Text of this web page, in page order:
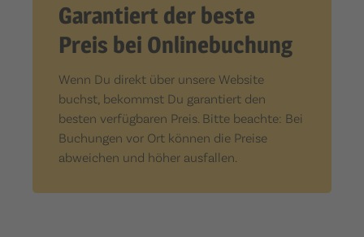
Garantiert der beste
Preis bei Onlinebuchung
Wenn Du direkt über unsere Website
buchst, bekommst Du garantiert den
besten verfügbaren Preis. Bitte beachte: Bei
Buchungen vor Ort können die Preise
abweichen und höher ausfallen.